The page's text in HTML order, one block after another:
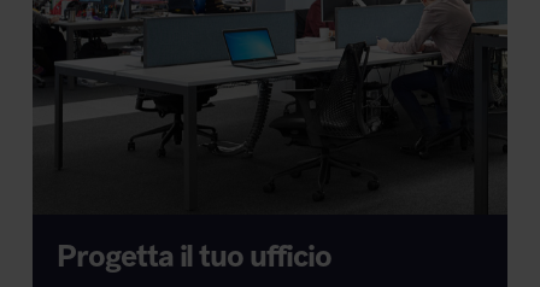
Progetta il tuo ufficio